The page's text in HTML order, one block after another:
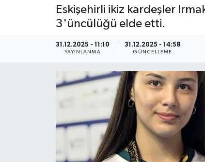
Eskişehirli ikiz kardeşler
3'üncülüğü elde etti.
31.12.2025 - 11:10
YAYINLANMA
31.12.2025 - 14:58
GÜNCELLEME
Ekonomi
Haber İlanlar
Kültür-Sanat
Son Dakika Haberleri
Haber Arşivi